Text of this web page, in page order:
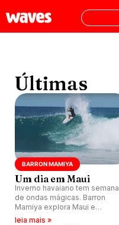
Últimas
BARRON MAMIYA
Um dia em Maui
Inverno havaiano tem semana
de ondas mágicas. Barron
Mamiya explora Maui e
encontra condições épicas.
leia mais »